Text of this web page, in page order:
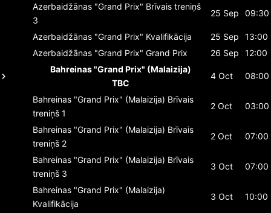
Azerbaidžānas "Grand Prix" Brīvais treniņš
3
25 Sep 09:30
Azerbaidžānas "Grand Prix" Kvalifikācija 25 Sep
13:00
Azerbaidžānas "Grand Prix" Grand Prix 26 Sep
12:00
Bahreinas "Grand Prix" (Malaizija)
TBC
4 Oct 08:00
Bahreinas "Grand Prix" (Malaizija) Brīvais
treniņš 1
2 Oct 03:00
Bahreinas "Grand Prix" (Malaizija) Brīvais
treniņš 2
2 Oct 07:00
Bahreinas "Grand Prix" (Malaizija) Brīvais
treniņš 3
3 Oct 07:00
Bahreinas "Grand Prix" (Malaizija)
Kvalifikācija
3 Oct 10:00